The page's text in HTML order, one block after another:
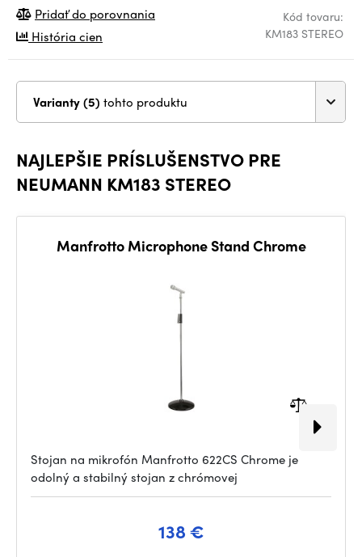
Kód tovaru:
KM183 STEREO
Pridať do porovnania
História cien
Varianty (5) tohto produktu
NAJLEPŠIE PRÍSLUŠENSTVO PRE
NEUMANN KM183 STEREO
Manfrotto Microphone Stand Chrome
Stojan na mikrofón Manfrotto 622CS Chrome je
odolný a stabilný stojan z chrómovej
138 €